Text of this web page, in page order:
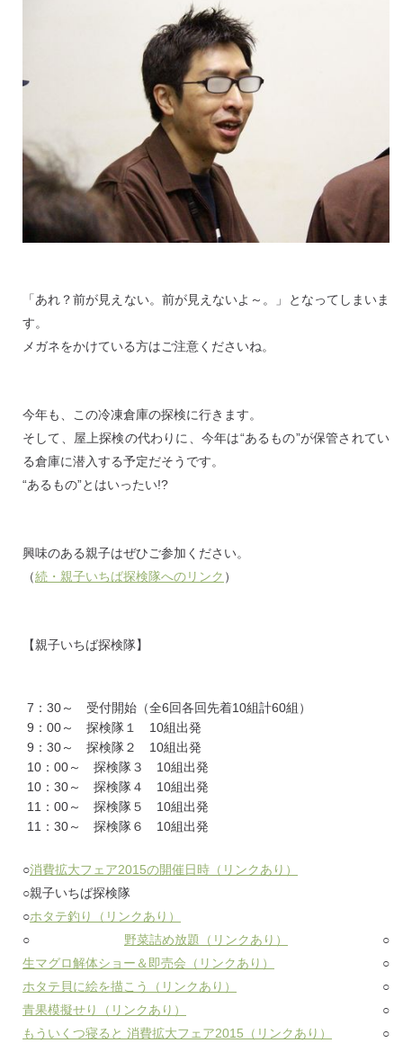
「あれ？前が見えない。前が見えないよ～。」となってしまいま
す。
メガネをかけている方はご注意くださいね。
今年も、この冷凍倉庫の探検に行きます。
そして、屋上探検の代わりに、今年は“あるもの”が保管されてい
る倉庫に潜入する予定だそうです。
“あるもの”とはいったい!?
興味のある親子はぜひご参加ください。
（続・親子いちば探検隊へのリンク ）
【親子いちば探検隊】
7：30～ 受付開始（全6回各回先着10組計60組）
9：00～ 探検隊１ 10組出発
9：30～ 探検隊２ 10組出発
10：00～ 探検隊３ 10組出発
10：30～ 探検隊４ 10組出発
11：00～ 探検隊５ 10組出発
11：30～ 探検隊６ 10組出発
○消費拡大フェア2015の開催日時（リンクあり）
○親子いちば探検隊
○ホタテ釣り（リンクあり）
○ 野菜詰め放題（リンクあり）
○
生マグロ解体ショー＆即売会（リンクあり）
○
ホタテ貝に絵を描こう（リンクあり）
○
青果模擬せり（リンクあり）
○
もういくつ寝ると 消費拡大フェア2015（リンクあり）
○